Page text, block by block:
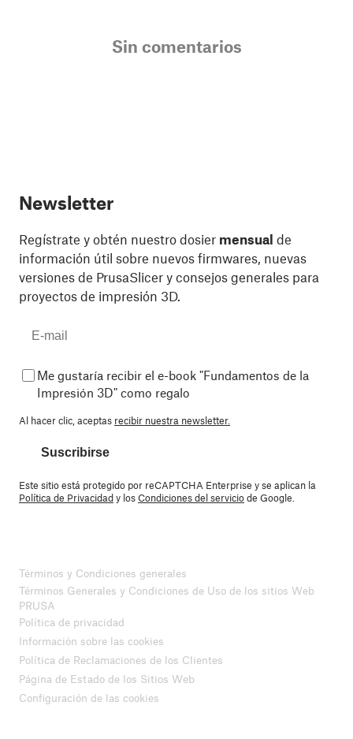
Sin comentarios
Newsletter
Regístrate y obtén nuestro dosier mensual de
información útil sobre nuevos firmwares, nuevas
versiones de PrusaSlicer y consejos generales para
proyectos de impresión 3D.
Me gustaría recibir el e-book "Fundamentos de la
Impresión 3D" como regalo
Al hacer clic, aceptas recibir nuestra newsletter.
Suscribirse
Este sitio está protegido por reCAPTCHA Enterprise y se aplican la
Política de Privacidady losCondiciones del serviciode Google.
Términos y Condiciones generales
Términos Generales y Condiciones de Uso de los sitios Web
PRUSA
Política de privacidad
Información sobre las cookies
Política de Reclamaciones de los Clientes
Página de Estado de los Sitios Web
Configuración de las cookies